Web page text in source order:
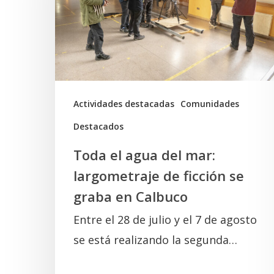
Actividades destacadas Comunidades
Destacados
mar:
largometraje
de
ficción
graba
Calbuco
Toda el agua del mar:
largometraje de ficción se
graba en Calbuco
Entre el 28 de julio y el 7 de agosto
se está realizando la segunda…